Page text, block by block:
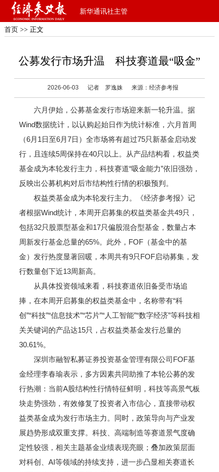
新华通讯社主管
首页 >> 正文
公募发行市场升温 科技赛道最“吸金”
2026-06-03 记者 罗逸姝 来源：经济参考报
六月伊始，公募基金发行市场迎来新一轮升温。据
Wind数据统计，以认购起始日作为统计标准，六月首周
（6月1日至6月7日）全市场将有超过75只新基金启动发
行，且连续5周保持在40只以上。从产品结构看，权益类
基金成为本轮发行主力，科技赛道“吸金能力”依旧强劲，
反映出公募机构对后市结构性行情的积极预判。
权益类基金成为本轮发行主力。《经济参考报》记
者根据Wind统计，本周开启募集的权益类基金共49只，
包括32只股票型基金和17只偏股混合型基金，数量占本
周新发行基金总量的65%。此外，FOF（基金中的基
金）发行热度显著回暖，本周共有9只FOF启动募集，发
行数量创下近13周新高。
从具体投资领域来看，科技赛道依旧备受市场追
捧，在本周开启募集的权益类基金中，名称带有“科
创”“科技”“信息技术”“芯片”“人工智能”“数字经济”等科技相
关关键词的产品达15只，占权益类基金发行总量的
30.61%。
深圳市融智私募证券投资基金管理有限公司FOF基
金经理李春瑜表示，多方因素共同助推了本轮公募的发
行热潮：当前A股结构性行情特征鲜明，科技等高景气板
块走势强劲，有效修复了投资者入市信心，直接带动权
益类基金成为发行市场主力。同时，政策导向与产业发
展趋势形成双重支撑。科技、高端制造等赛道景气度确
定性较强，相关主题基金业绩表现亮眼；叠加政策层面
对科创、AI等领域的持续支持，进一步凸显相关赛道长